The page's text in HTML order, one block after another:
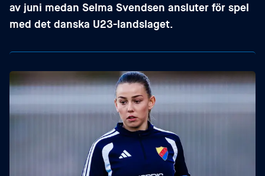
av juni medan Selma Svendsen ansluter för spel
med det danska U23-landslaget.